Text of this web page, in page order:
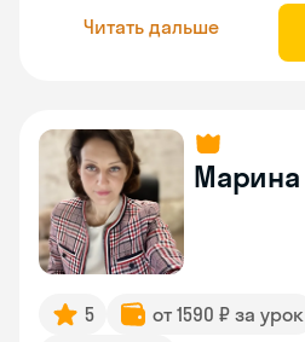
Читать дальше
Марина
5 от 1590 ₽ за урок